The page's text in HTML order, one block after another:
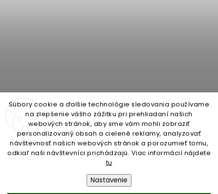
Súbory cookie a ďalšie technológie sledovania používame
na zlepšenie vášho zážitku pri prehliadaní našich
webových stránok, aby sme vám mohli zobraziť
personalizovaný obsah a cielené reklamy, analyzovať
návštevnosť našich webových stránok a porozumieť tomu,
odkiaľ naši návštevníci prichádzajú. Viac informácií nájdete
tu
Nastavenie
open-gate.cz montazpohonu.sk